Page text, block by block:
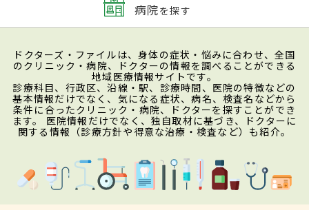
病院を探す
ドクターズ・ファイルは、身体の症状・悩みに合わせ、全国
のクリニック・病院、ドクターの情報を調べることができる
地域医療情報サイトです。
診療科目、行政区、沿線・駅、診療時間、医院の特徴などの
基本情報だけでなく、気になる症状、病名、検査名などから
条件に合ったクリニック・病院、ドクターを探すことができ
ます。 医院情報だけでなく、独自取材に基づき、ドクターに
関する情報（診療方針や得意な治療・検査など）も紹介。